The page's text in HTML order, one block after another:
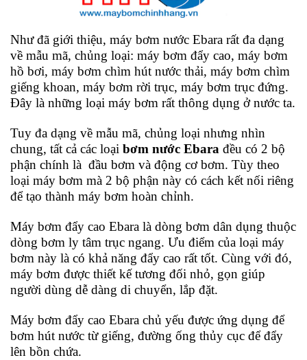
Như đã giới thiệu, máy bơm nước Ebara rất đa dạng
về mẫu mã, chủng loại: máy bơm đẩy cao, máy bơm
hồ bơi, máy bơm chìm hút nước thải, máy bơm chìm
giếng khoan, máy bơm rời trục, máy bơm trục đứng.
Đây là những loại máy bơm rất thông dụng ở nước ta.
Tuy đa dạng về mẫu mã, chủng loại nhưng nhìn
chung, tất cả các loại bơm nước Ebara đều có 2 bộ
phận chính là đầu bơm và động cơ bơm. Tùy theo
loại máy bơm mà 2 bộ phận này có cách kết nối riêng
để tạo thành máy bơm hoàn chỉnh.
Máy bơm đẩy cao Ebara là dòng bơm dân dụng thuộc
dòng bơm ly tâm trục ngang. Ưu điểm của loại máy
bơm này là có khả năng đẩy cao rất tốt. Cùng với đó,
máy bơm được thiết kế tương đối nhỏ, gọn giúp
người dùng dễ dàng di chuyển, lắp đặt.
Máy bơm đẩy cao Ebara chủ yếu được ứng dụng để
bơm hút nước từ giếng, đường ống thủy cục để đẩy
lên bồn chứa.